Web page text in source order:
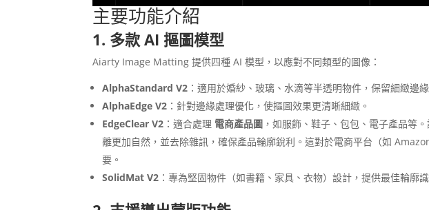
主要功能介紹
1. 多款 AI 摳圖模型
Aiarty Image Matting 提供四種 AI 模型，以應對不同類型的圖像：
AlphaStandard V2 ：適用於婚紗、玻璃、水滴等半透明物件，保留細緻邊
AlphaEdge V2 ：針對邊緣處理優化，使摳圖效果更清晰細緻。
EdgeClear V2 ：適合處理 電商產品圖 ，如服飾、鞋子、包包、電子產品等
離更加自然，並去除雜訊，確保產品輪廓銳利。這對於電商平台（如
要。
SolidMat V2 ：專為堅固物件（如書籍、家具、衣物）設計，提供最佳輪廓識